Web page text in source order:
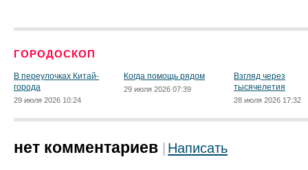
ГОРОДОСКОП
В переулочках Китай-
города
29 июля 2026 10:24
Когда помощь рядом
29 июля 2026 07:39
Взгляд через
тысячелетия
28 июля 2026 17:32
нет комментариев Написать